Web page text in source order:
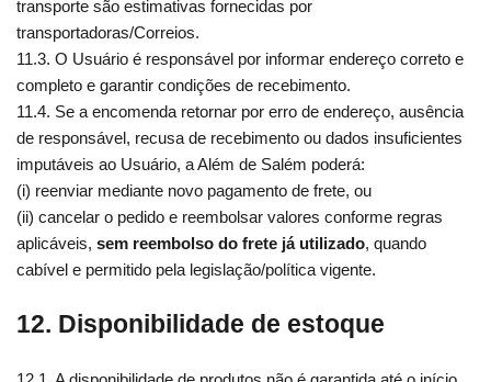
transporte são estimativas fornecidas por
transportadoras/Correios.
11.3. O Usuário é responsável por informar endereço correto e
completo e garantir condições de recebimento.
11.4. Se a encomenda retornar por erro de endereço, ausência
de responsável, recusa de recebimento ou dados insuficientes
imputáveis ao Usuário, a Além de Salém poderá:
(i) reenviar mediante novo pagamento de frete, ou
(ii) cancelar o pedido e reembolsar valores conforme regras
aplicáveis, sem reembolso do frete já utilizado, quando
cabível e permitido pela legislação/política vigente.
12. Disponibilidade de estoque